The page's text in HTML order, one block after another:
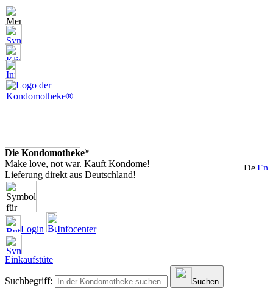
Die Kondomotheke®
Make love, not war. Kauft Kondome!
Lieferung direkt aus Deutschland!
Login Infocenter
Einkaufstüte
Suchbegriff: Suchen